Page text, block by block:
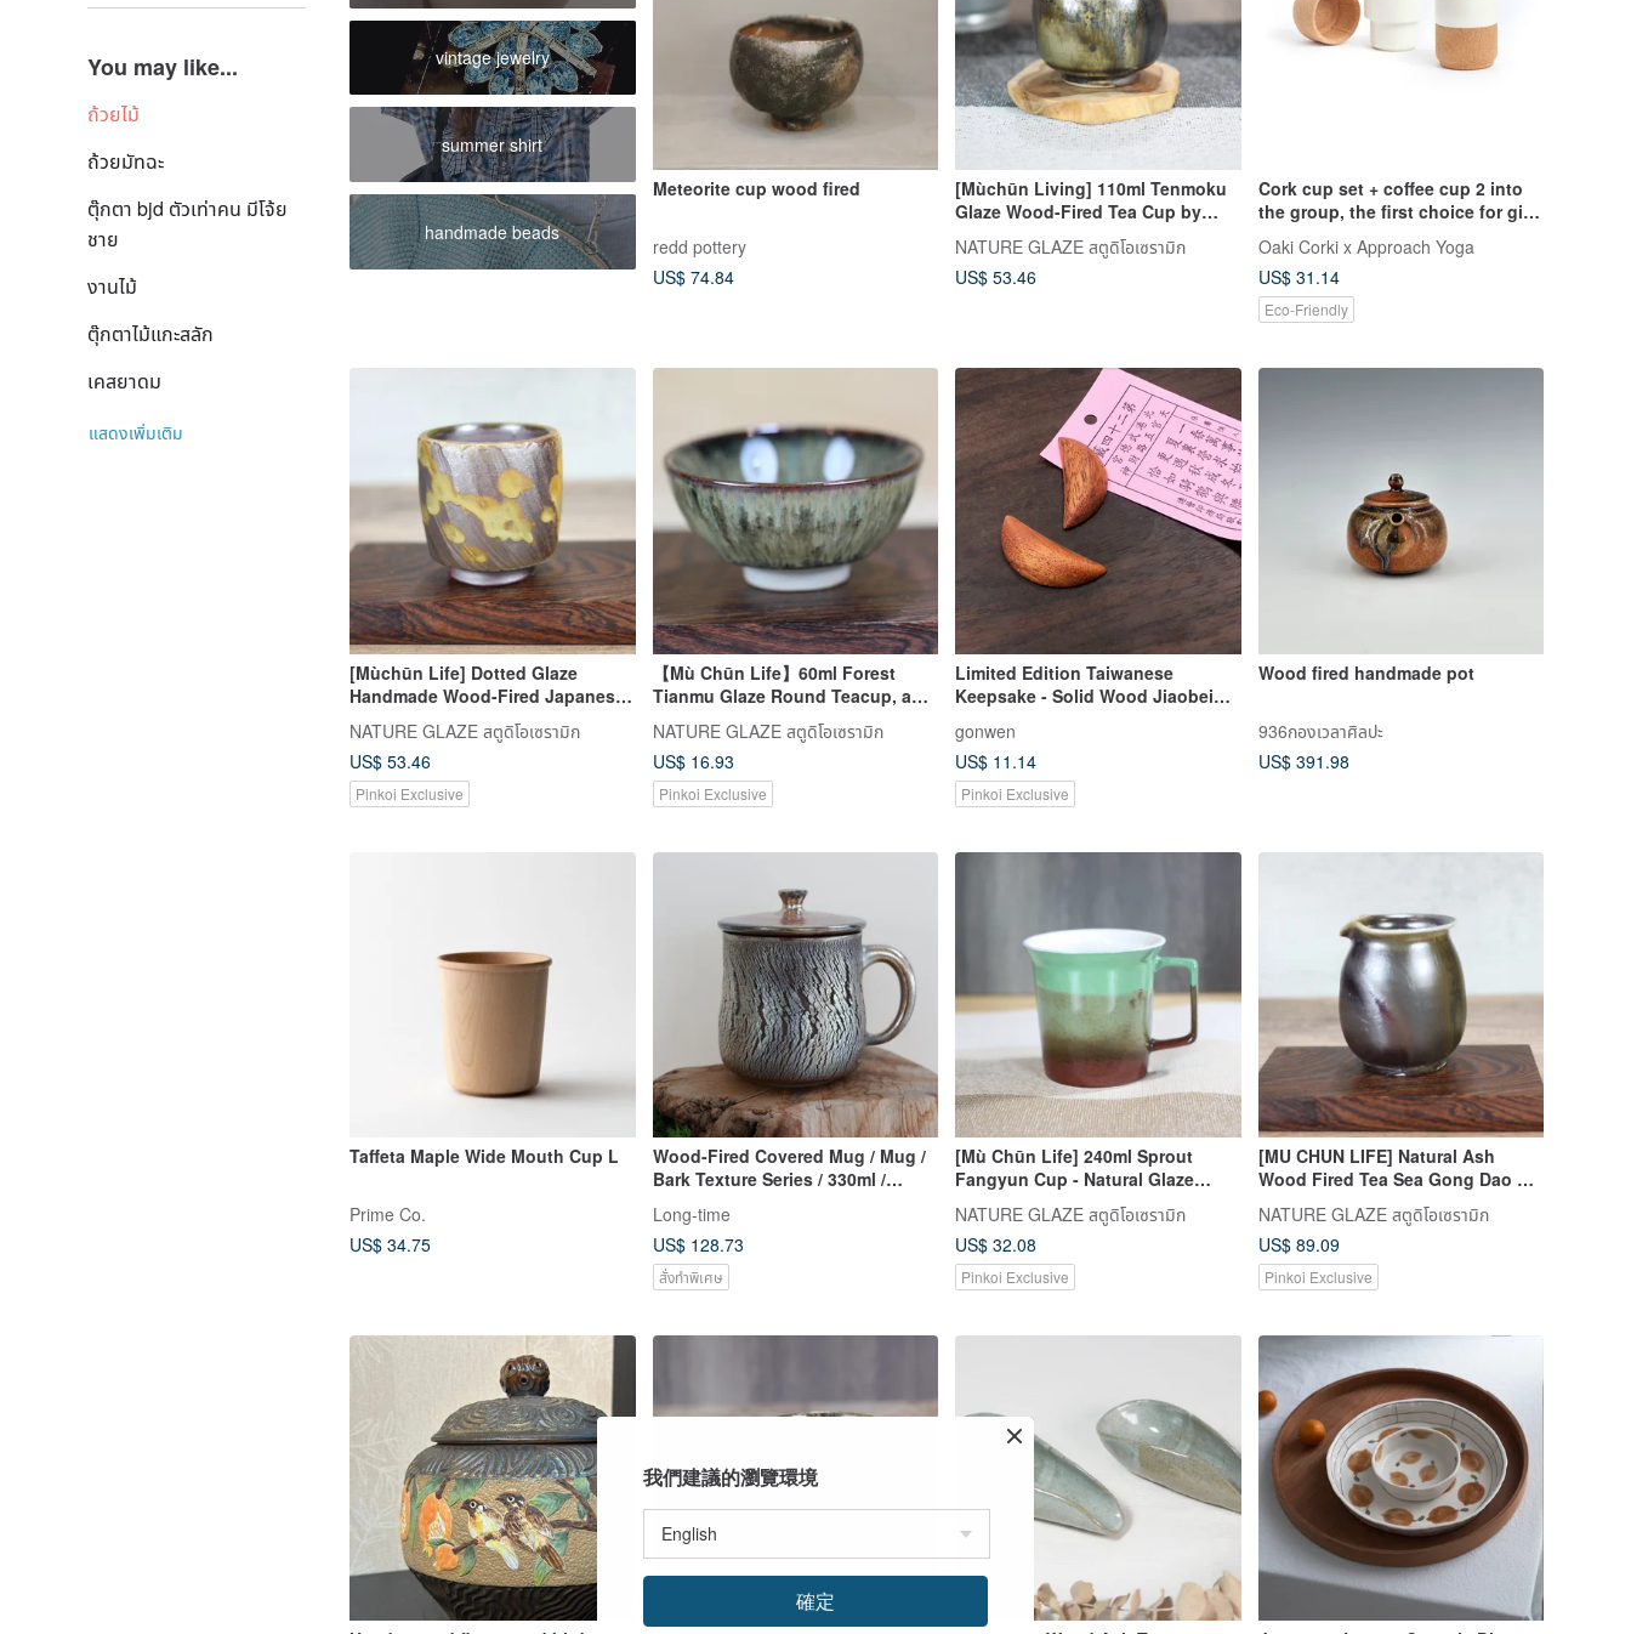
You may like...
ถ้วยไม้
ถ้วยมัทฉะ
ตุ๊กตา bjd ตัวเท่าคน มีโจ้ย
ชาย
งานไม้
ตุ๊กตาไม้แกะสลัก
เคสยาดม
แสดงเพิ่มเติม
vintage jewelry
summer shirt
handmade beads
Meteorite cup wood fired
redd pottery
US$ 74.84
[Mùchūn Living] 110ml Tenmoku
Glaze Wood-Fired Tea Cup by
Master Yeh Min-Shiang of Yingge
NATURE GLAZE สตูดิโอเซรามิก
US$ 53.46
Cork cup set + coffee cup 2 into
the group, the first choice for gift-
giving cup combination
Oaki Corki x Approach Yoga
US$ 31.14
Eco-Friendly
[Mùchūn Life] Dotted Glaze
Handmade Wood-Fired Japanese
Tea Cup by Yeh Min-Hsiang,
180ml
NATURE GLAZE สตูดิโอเซรามิก
US$ 53.46
Pinkoi Exclusive
【Mù Chūn Life】60ml Forest
Tianmu Glaze Round Teacup, a
work by Master Ye Min-Hsiang of
Yingge
NATURE GLAZE สตูดิโอเซรามิก
US$ 16.93
Pinkoi Exclusive
Limited Edition Taiwanese
Keepsake - Solid Wood Jiaobei
gonwen
US$ 11.14
Pinkoi Exclusive
Wood fired handmade pot
936กองเวลาศิลปะ
US$ 391.98
Taffeta Maple Wide Mouth Cup L
Prime Co.
US$ 34.75
Wood-Fired Covered Mug / Mug /
Bark Texture Series / 330ml /
Takimagawa Time Gathering
Long-time
US$ 128.73
สั่งทำพิเศษ
[Mù Chūn Life] 240ml Sprout
Fangyun Cup - Natural Glaze
Cultural & Creative - Made in
Yingge, Taiwan
NATURE GLAZE สตูดิโอเซรามิก
US$ 32.08
Pinkoi Exclusive
[MU CHUN LIFE] Natural Ash
Wood Fired Tea Sea Gong Dao Bei
by Master Ye Min-Xiang,
Handmade, 320ml
NATURE GLAZE สตูดิโอเซรามิก
US$ 89.09
Pinkoi Exclusive
我們建議的瀏覽環境
確定